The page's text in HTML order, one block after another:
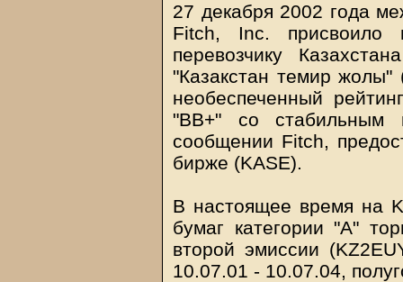
27 декабря 2002 года
Fitch, Inc. присвоило
перевозчику
"Казакстан темир
необеспеченный
"ВВ+" со стабильным
сообщении Fitch,
бирже (KASE).
В настоящее время на
бумаг категории "А"
второй эмиссии
10.07.01 - 10.07.04,